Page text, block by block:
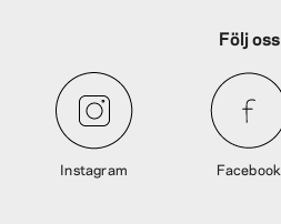
Följ oss
Instagram Facebook